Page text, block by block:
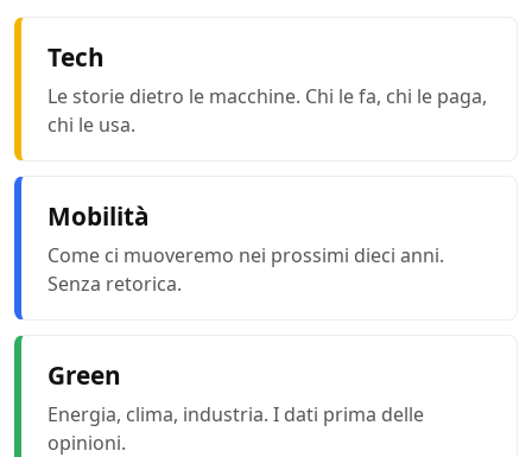
Tech
Le storie dietro le macchine. Chi le fa, chi le paga,
chi le usa.
Mobilità
Come ci muoveremo nei prossimi dieci anni.
Senza retorica.
Green
Energia, clima, industria. I dati prima delle
opinioni.